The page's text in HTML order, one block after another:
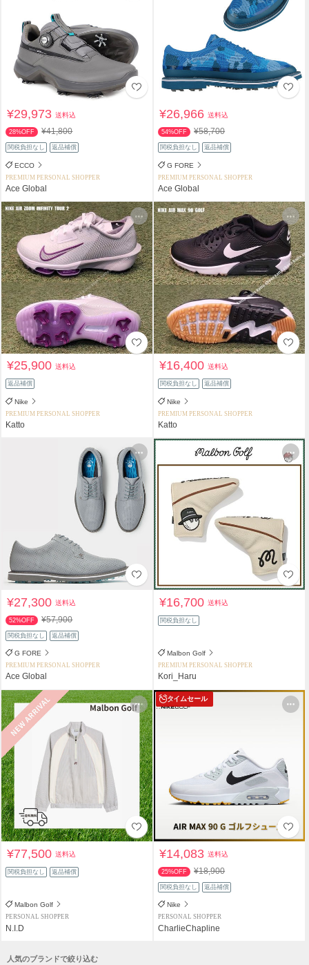
¥29,973送料込
28%OFF ¥41,800
関税負担なし 返品補償
ECCO
PREMIUM PERSONAL SHOPPER
Ace Global
¥26,966送料込
54%OFF ¥58,700
関税負担なし 返品補償
G FORE
PREMIUM PERSONAL SHOPPER
Ace Global
¥25,900送料込
返品補償
Nike
PREMIUM PERSONAL SHOPPER
Katto
¥16,400送料込
関税負担なし 返品補償
Nike
PREMIUM PERSONAL SHOPPER
Katto
¥27,300送料込
52%OFF ¥57,900
関税負担なし 返品補償
G FORE
PREMIUM PERSONAL SHOPPER
Ace Global
¥16,700送料込
関税負担なし
Malbon Golf
PREMIUM PERSONAL SHOPPER
Kori_Haru
¥77,500送料込
関税負担なし 返品補償
Malbon Golf
PERSONAL SHOPPER
N.I.D
タイムセール
¥14,083送料込
25%OFF ¥18,900
関税負担なし 返品補償
Nike
PERSONAL SHOPPER
CharlieChapline
人気のブランドで絞り込む